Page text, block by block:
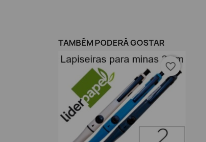
TAMBÉM PODERÁ GOSTAR
favorite_border